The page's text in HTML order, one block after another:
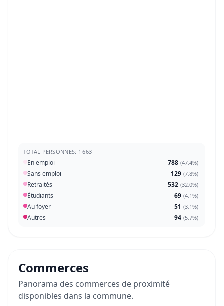
TOTAL PERSONNES: 1 663
En emploi 788 (47,4%)
Sans emploi 129 (7,8%)
Retraités 532 (32,0%)
Étudiants 69 (4,1%)
Au foyer 51 (3,1%)
Autres 94 (5,7%)
Commerces
Panorama des commerces de proximité
disponibles dans la commune.